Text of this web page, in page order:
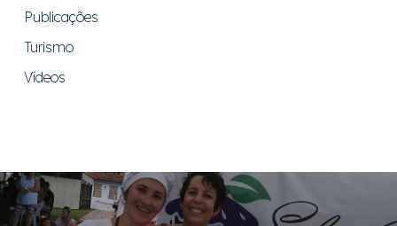
Publicações
Turismo
Vídeos